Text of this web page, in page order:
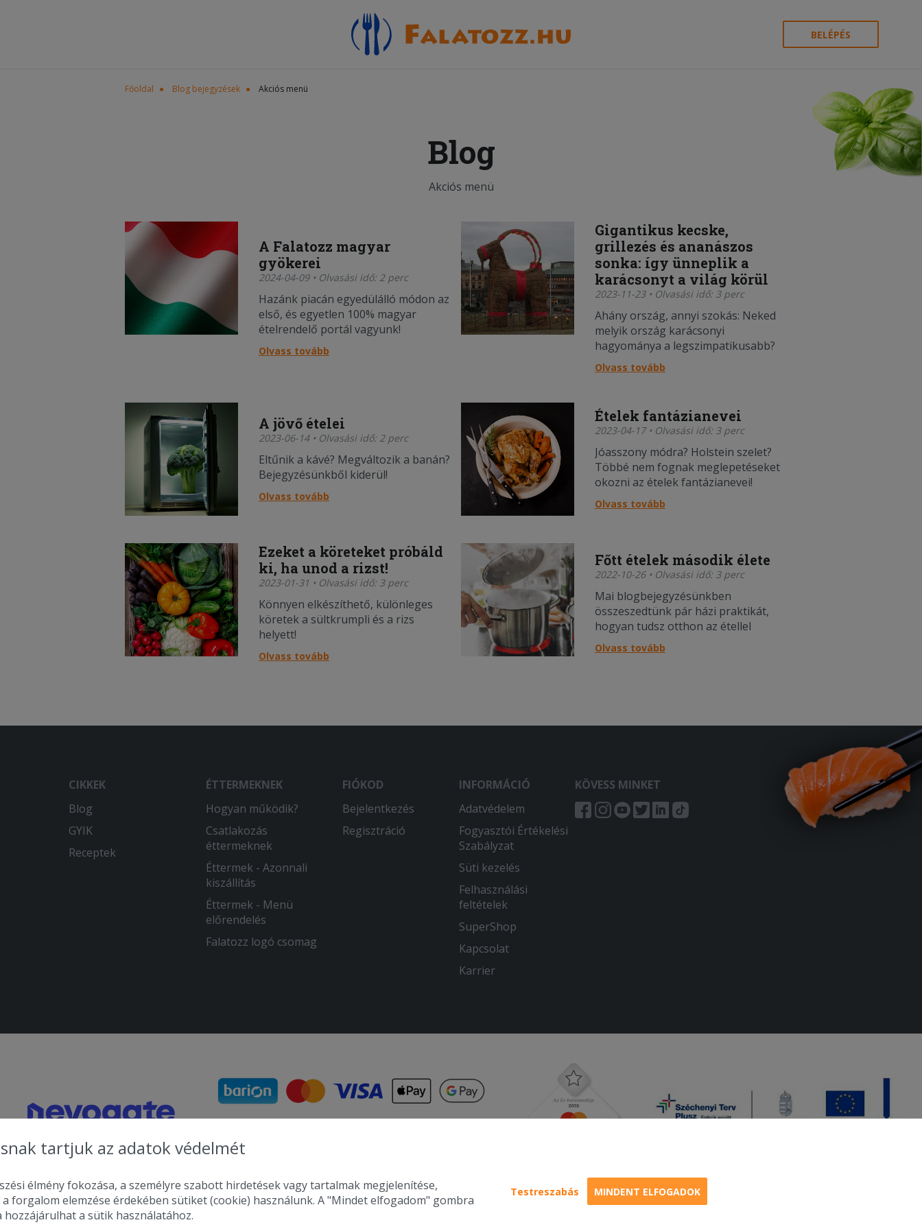
BELÉPÉS
Főoldal Blog bejegyzések Akciós menü
Blog
Akciós menü
A Falatozz magyar
gyökerei
2024-04-09 • Olvasási idő: 2 perc
Hazánk piacán egyedülálló módon az
első, és egyetlen 100% magyar
ételrendelő portál vagyunk!
Olvass tovább
Gigantikus kecske,
grillezés és ananászos
sonka: így ünneplik a
karácsonyt a világ körül
2023-11-23 • Olvasási idő: 3 perc
Ahány ország, annyi szokás: Neked
melyik ország karácsonyi
hagyománya a legszimpatikusabb?
Olvass tovább
A jövő ételei
2023-06-14 • Olvasási idő: 2 perc
Eltűnik a kávé? Megváltozik a banán?
Bejegyzésünkből kiderül!
Olvass tovább
Ételek fantázianevei
2023-04-17 • Olvasási idő: 3 perc
Jóasszony módra? Holstein szelet?
Többé nem fognak meglepetéseket
okozni az ételek fantázianevei!
Olvass tovább
Ezeket a köreteket próbáld
ki, ha unod a rizst!
2023-01-31 • Olvasási idő: 3 perc
Könnyen elkészíthető, különleges
köretek a sültkrumpli és a rizs
helyett!
Olvass tovább
Főtt ételek második élete
2022-10-26 • Olvasási idő: 3 perc
Mai blogbejegyzésünkben
összeszedtünk pár házi praktikát,
hogyan tudsz otthon az étellel
spórolni!
Olvass tovább
CIKKEK
Blog
GYIK
Receptek
ÉTTERMEKNEK
Hogyan működik?
Csatlakozás
éttermeknek
Éttermek - Azonnali
kiszállítás
Éttermek - Menü
előrendelés
Falatozz logó csomag
FIÓKOD
Bejelentkezés
Regisztráció
INFORMÁCIÓ
Adatvédelem
Fogyasztói Értékelési
Szabályzat
Süti kezelés
Felhasználási
feltételek
SuperShop
Kapcsolat
Karrier
KÖVESS MINKET
2010-2026 Copyright - Falatozz.hu - Diston-line Kft.
tartjuk az adatok védelmét
élmény fokozása, a személyre szabott hirdetések vagy tartalmak megjelenítése,
forgalom elemzése érdekében sütiket (cookie) használunk. A "Mindet elfogadom" gombra
a sütik használatához.
Testreszabás MINDENT ELFOGADOK